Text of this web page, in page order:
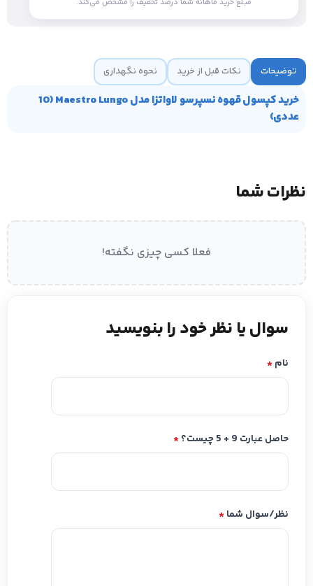
مبلغ خرید ماهانه شما درصد تخفیف را مشخص می‌کند.
توضیحات نکات قبل از خرید نحوه نگهداری
خرید کپسول قهوه نسپرسو لاواتزا مدل Maestro Lungo (10
عددی)
نظرات شما
فعلا کسی چیزی نگفته!
سوال یا نظر خود را بنویسید
نام*
حاصل عبارت 9 + 5 چیست؟ *
نظر/سوال شما*